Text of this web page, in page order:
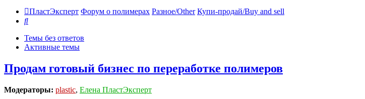
ПластЭксперт Форум о полимерах Разное/Other Купи-продай/Buy and sell
Поиск
Темы без ответов
Активные темы
Продам готовый бизнес по переработке полимеров
Модераторы: plastic, Елена ПластЭксперт